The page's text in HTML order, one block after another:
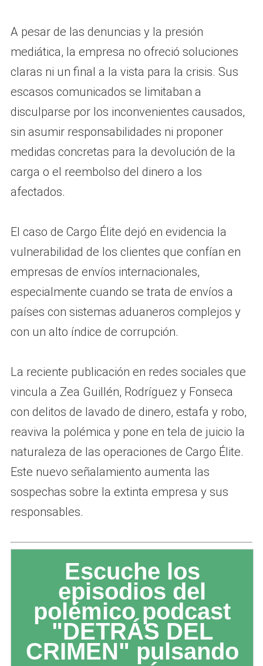
A pesar de las denuncias y la presión
mediática, la empresa no ofreció soluciones
claras ni un final a la vista para la crisis. Sus
escasos comunicados se limitaban a
disculparse por los inconvenientes causados,
sin asumir responsabilidades ni proponer
medidas concretas para la devolución de la
carga o el reembolso del dinero a los
afectados.
El caso de Cargo Élite dejó en evidencia la
vulnerabilidad de los clientes que confían en
empresas de envíos internacionales,
especialmente cuando se trata de envíos a
países con sistemas aduaneros complejos y
con un alto índice de corrupción.
La reciente publicación en redes sociales que
vincula a Zea Guillén, Rodríguez y Fonseca
con delitos de lavado de dinero, estafa y robo,
reaviva la polémica y pone en tela de juicio la
naturaleza de las operaciones de Cargo Élite.
Este nuevo señalamiento aumenta las
sospechas sobre la extinta empresa y sus
responsables.
Escuche los
episodios del
polémico podcast
"DETRÁS DEL
CRIMEN" pulsando